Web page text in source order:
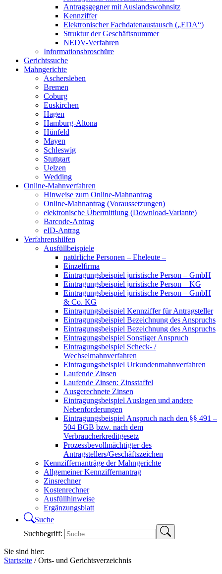
Antragsgegner mit Auslandswohnsitz
Kennziffer
Elektronischer Fachdatenaustausch („EDA“)
Struktur der Geschäftsnummer
NEDV-Verfahren
Informationsbroschüre
Gerichtssuche
Mahngerichte
Aschersleben
Bremen
Coburg
Euskirchen
Hagen
Hamburg-Altona
Hünfeld
Mayen
Schleswig
Stuttgart
Uelzen
Wedding
Online-Mahnverfahren
Hinweise zum Online-Mahnantrag
Online-Mahnantrag (Voraussetzungen)
elektronische Übermittlung (Download-Variante)
Barcode-Antrag
eID-Antrag
Verfahrenshilfen
Ausfüllbeispiele
natürliche Personen – Eheleute –
Einzelfirma
Eintragungsbeispiel juristische Person – GmbH
Eintragungsbeispiel juristische Person – KG
Eintragungsbeispiel juristische Person – GmbH
& Co. KG
Eintragungsbeispiel Kennziffer für Antragsteller
Eintragungsbeispiel Bezeichnung des Anspruchs
Eintragungsbeispiel Bezeichnung des Anspruchs
Eintragungsbeispiel Sonstiger Anspruch
Eintragungsbeispiel Scheck- /
Wechselmahnverfahren
Eintragungsbeispiel Urkundenmahnverfahren
Laufende Zinsen
Laufende Zinsen: Zinsstaffel
Ausgerechnete Zinsen
Eintragungsbeispiel Auslagen und andere
Nebenforderungen
Eintragungsbeispiel Anspruch nach den §§ 491 –
504 BGB bzw. nach dem
Verbraucherkreditgesetz
Prozessbevollmächtigter des
Antragstellers/Geschäftszeichen
Kennziffernanträge der Mahngerichte
Allgemeiner Kennziffernantrag
Zinsrechner
Kostenrechner
Ausfüllhinweise
Ergänzungsblatt
Suche
Suchbegriff:
Sie sind hier:
Startseite /Orts- und Gerichtsverzeichnis